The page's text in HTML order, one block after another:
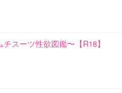
スーツ性欲図鑑〜【R18】